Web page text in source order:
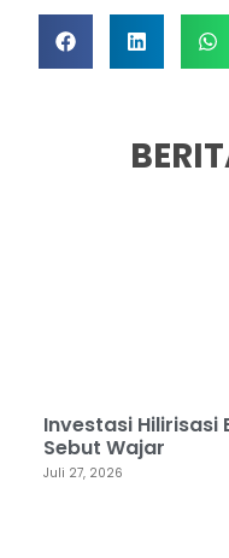
Investasi Hilirisasi
Sebut Wajar
Juli 27, 2026